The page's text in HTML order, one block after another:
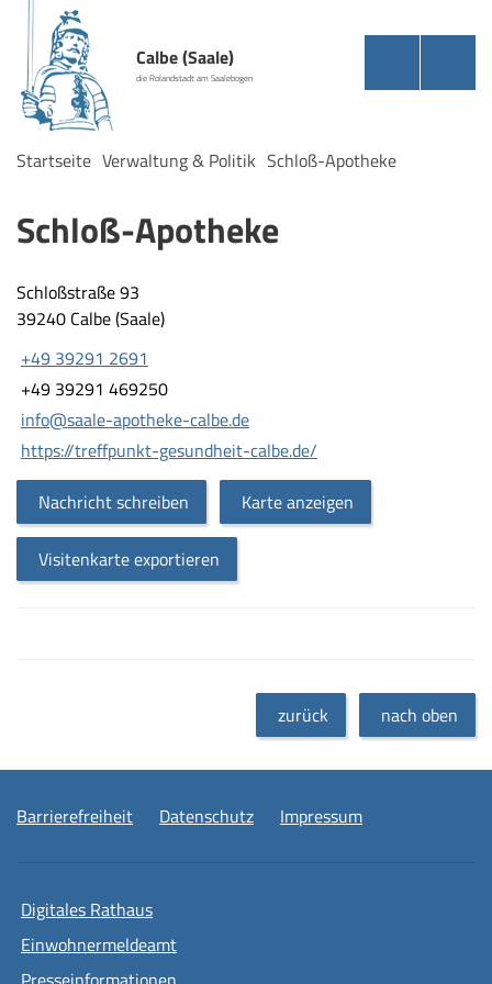
Calbe (Saale)
die Rolandstadt am Saalebogen
Startseite Verwaltung & Politik Schloß-Apotheke
Schloß-Apotheke
Schloßstraße 93
39240 Calbe (Saale)
+49 39291 2691
+49 39291 469250
info@saale-apotheke-calbe.de
https://treffpunkt-gesundheit-calbe.de/
Nachricht schreiben
Karte anzeigen
Visitenkarte exportieren
zurück nach oben
Barrierefreiheit Datenschutz Impressum
Digitales Rathaus
Einwohnermeldeamt